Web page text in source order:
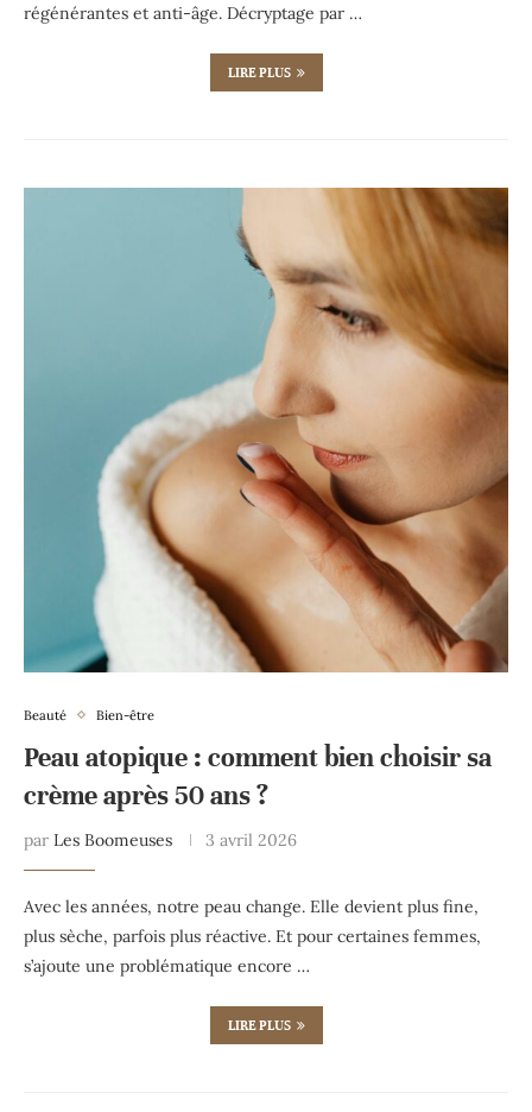
régénérantes et anti-âge. Décryptage par …
LIRE PLUS
Beauté Bien-être
Peau atopique : comment bien choisir sa
crème après 50 ans ?
par Les Boomeuses 3 avril 2026
Avec les années, notre peau change. Elle devient plus fine,
plus sèche, parfois plus réactive. Et pour certaines femmes,
s’ajoute une problématique encore …
LIRE PLUS